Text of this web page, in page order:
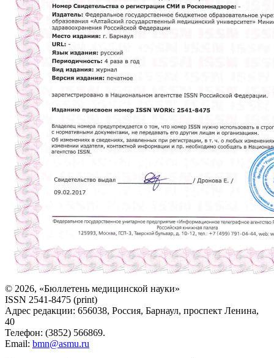
© 2026, «Бюллетень медицинской науки»
ISSN 2541-8475 (print)
Адрес редакции: 656038, Россия, Барнаул, проспект Ленина,
40
Телефон: (3852) 566869.
Email: bmn@asmu.ru